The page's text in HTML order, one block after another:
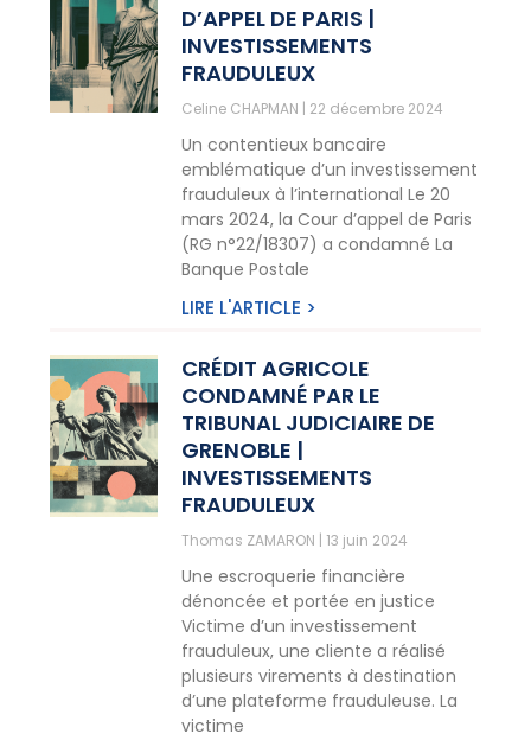
D’APPEL DE PARIS |
INVESTISSEMENTS
FRAUDULEUX
Celine CHAPMAN 22 décembre 2024
Un contentieux bancaire
emblématique d’un investissement
frauduleux à l’international Le 20
mars 2024, la Cour d’appel de Paris
(RG n°22/18307) a condamné La
Banque Postale
LIRE L'ARTICLE >
CRÉDIT AGRICOLE
CONDAMNÉ PAR LE
TRIBUNAL JUDICIAIRE DE
GRENOBLE |
INVESTISSEMENTS
FRAUDULEUX
Thomas ZAMARON 13 juin 2024
Une escroquerie financière
dénoncée et portée en justice
Victime d’un investissement
frauduleux, une cliente a réalisé
plusieurs virements à destination
d’une plateforme frauduleuse. La
victime